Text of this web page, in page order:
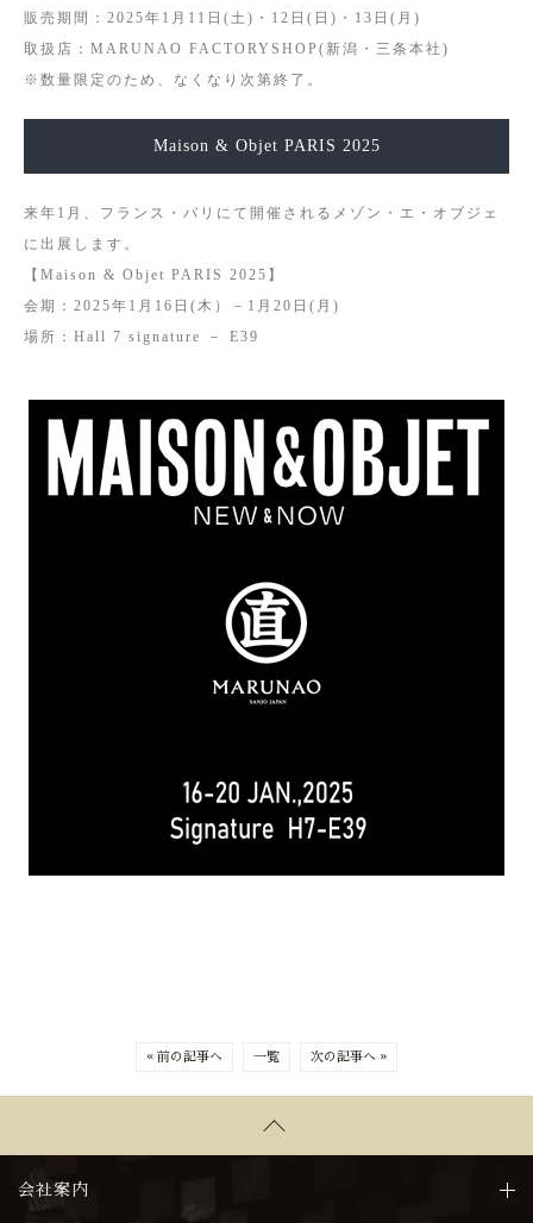
販売期間：2025年1月11日(土)・12日(日)・13日(月)
取扱店：MARUNAO FACTORYSHOP(新潟・三条本社)
※数量限定のため、なくなり次第終了。
Maison & Objet PARIS 2025
来年1月、フランス・パリにて開催されるメゾン・エ・オブジェ
に出展します。
【Maison & Objet PARIS 2025】
会期：2025年1月16日(木）－1月20日(月)
場所：Hall 7 signature － E39
« 前の記事へ 一覧 次の記事へ »
会社案内